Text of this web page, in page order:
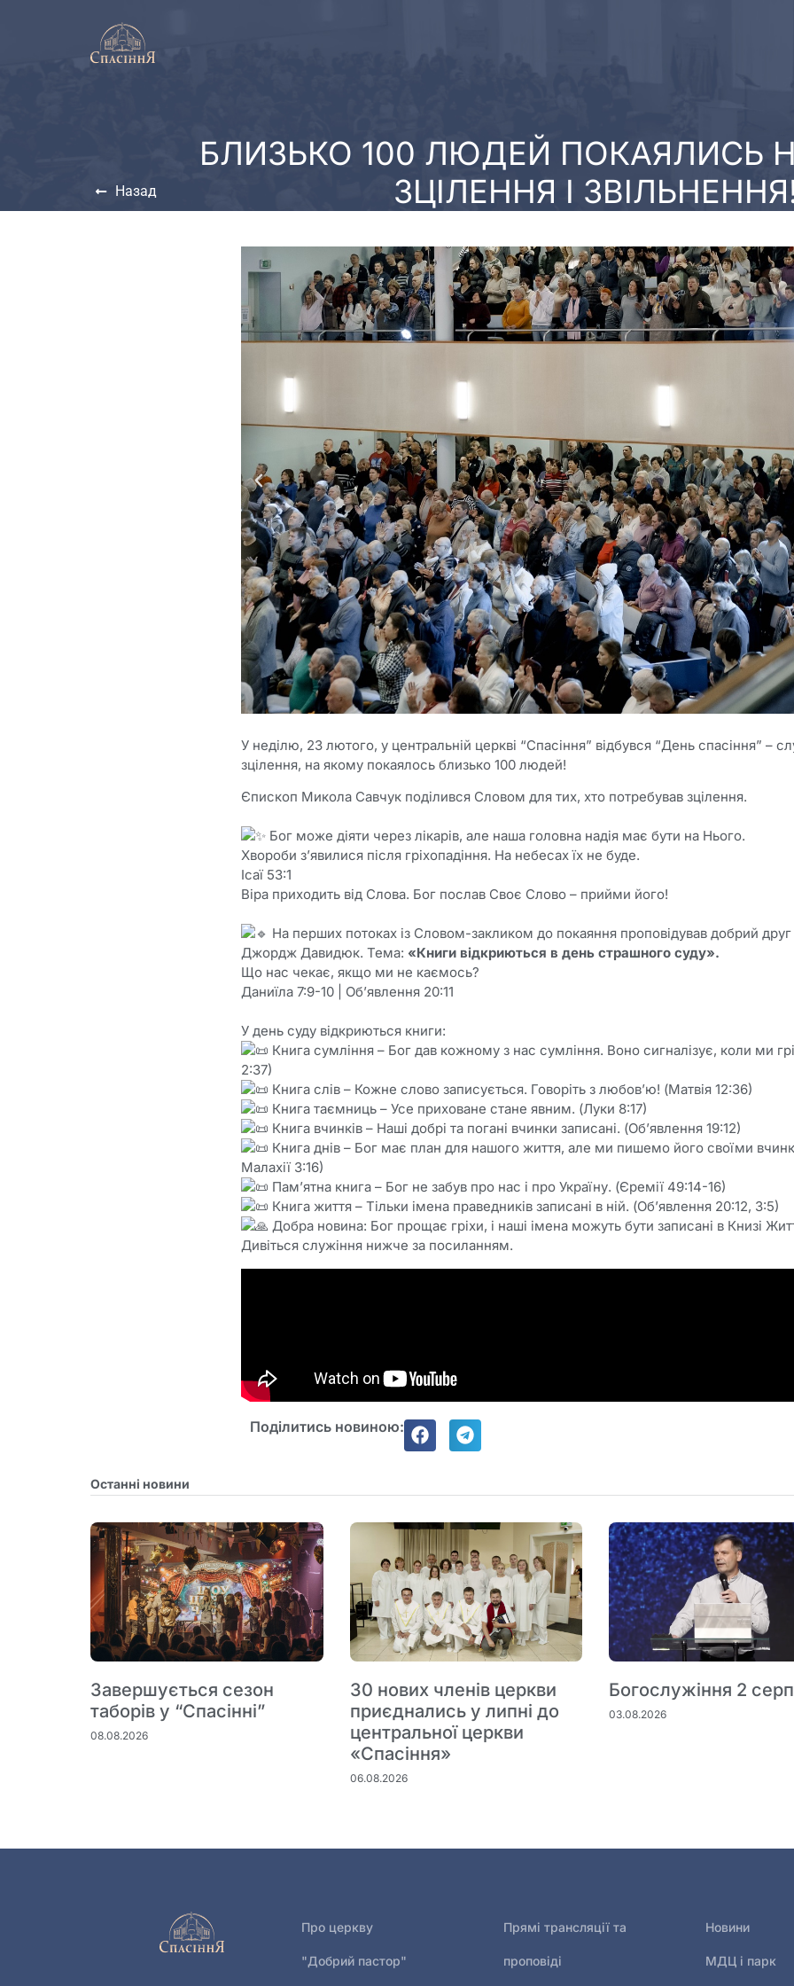
БЛИЗЬКО 100 ЛЮДЕЙ ПОКАЯЛИСЬ
ЗЦІЛЕННЯ І
Назад
У неділю, 23 лютого, у центральній церкві “Спасіння” відбувся “День спасіння” –
зцілення, на якому покаялось близько 100 людей!
Єпископ Микола Савчук поділився Словом для тих, хто потребував зцілення.
Бог може діяти через лікарів, але наша головна надія має бути на Нього.
Хвороби з’явилися після гріхопадіння. На небесах їх не буде.
Ісаї 53:1
Віра приходить від Слова. Бог послав Своє Слово – прийми його!
На перших потоках із Словом-закликом до покаяння проповідував добрий
Джордж Давидюк. Тема: «Книги відкриються в день страшного суду».
Що нас чекає, якщо ми не каємось?
Даниїла 7:9-10 | Об’явлення 20:11
У день суду відкриються книги:
Книга сумління – Бог дав кожному з нас сумління. Воно сигналізує, коли ми
2:37)
Книга слів – Кожне слово записується. Говоріть з любов’ю! (Матвія 12:36)
Книга таємниць – Усе приховане стане явним. (Луки 8:17)
Книга вчинків – Наші добрі та погані вчинки записані. (Об’явлення 19:12)
Книга днів – Бог має план для нашого життя, але ми пишемо його своїми
Малахії 3:16)
Пам’ятна книга – Бог не забув про нас і про Україну. (Єремії 49:14-16)
Книга життя – Тільки імена праведників записані в ній. (Об’явлення 20:12, 3:5)
Добра новина: Бог прощає гріхи, і наші імена можуть бути записані в Книзі
Дивіться служіння нижче за посиланням.
Поділитись новиною:
Останні новини
Завершується сезон
таборів у “Спасінні”
08.08.2026
30 нових членів церкви
приєднались у липні до
центральної церкви
«Спасіння»
06.08.2026
Богослужіння 2
03.08.2026
Про церкву
"Добрий пастор"
Прямі трансляції та
проповіді
Новини
МДЦ і парк